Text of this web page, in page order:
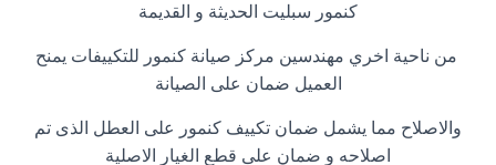
كنمور سبليت الحديثة و القديمة
من ناحية اخري مهندسين مركز صيانة كنمور للتكييفات يمنح
العميل ضمان على الصيانة
والاصلاح مما يشمل ضمان تكييف كنمور على العطل الذى تم
اصلاحه و ضمان على قطع الغيار الاصلية